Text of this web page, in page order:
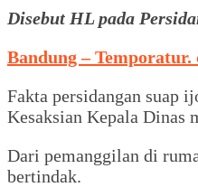
Disebut HL pada
Bandung – Temporatur.
Fakta persidangan suap
Kesaksian Kepala Dinas
Dari pemanggilan di
bertindak.